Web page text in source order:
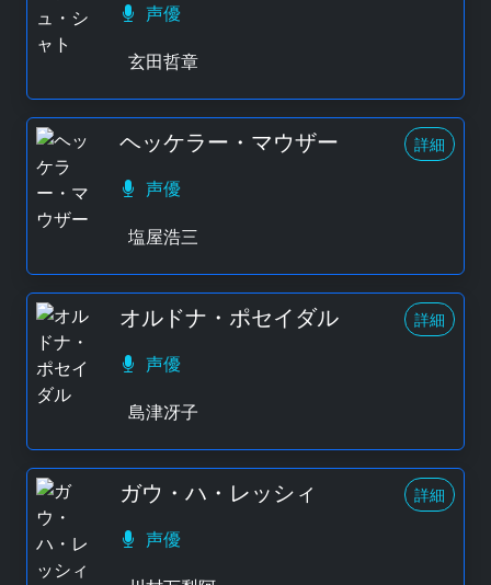
声優
玄田哲章
ヘッケラー・マウザー 詳細
声優
塩屋浩三
オルドナ・ポセイダル 詳細
声優
島津冴子
ガウ・ハ・レッシィ 詳細
声優